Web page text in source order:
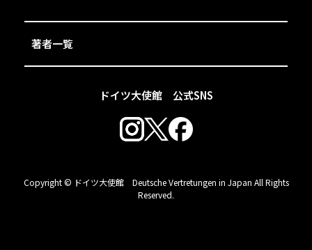
ドイツ大使館 公式SNS
著者一覧
Copyright © ドイツ大使館 Deutsche Vertretungen in Japan All Rights
Reserved.